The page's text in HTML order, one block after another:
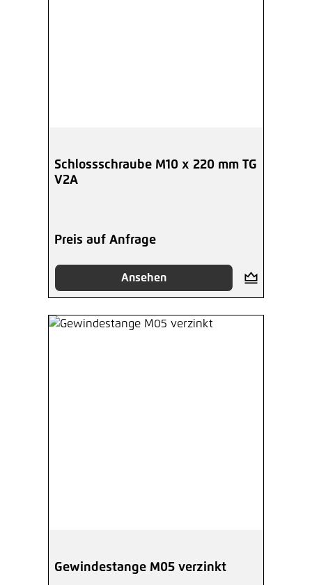
Schlossschraube M10 x 220 mm TG
V2A
Preis auf Anfrage
Ansehen
Gewindestange M05 verzinkt